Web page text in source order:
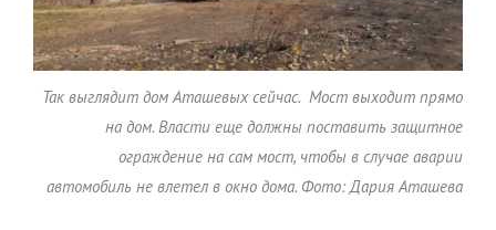
Так выглядит дом Аташевых сейчас. Мост выходит прямо
на дом. Власти еще должны поставить защитное
ограждение на сам мост, чтобы в случае аварии
автомобиль не влетел в окно дома. Фото: Дария Аташева